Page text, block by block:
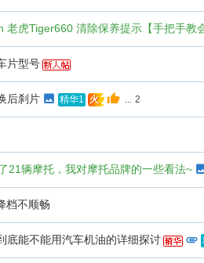
老虎Tiger660 清除保养提示【手把手教
片型号
后刹片 精华1 火 ... 2
21辆摩托，我对摩托品牌的一些看法~
档不顺畅
底能不能用汽车机油的详细探讨